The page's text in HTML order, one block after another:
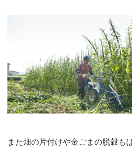
また畑の片付けや金ごまの脱穀も